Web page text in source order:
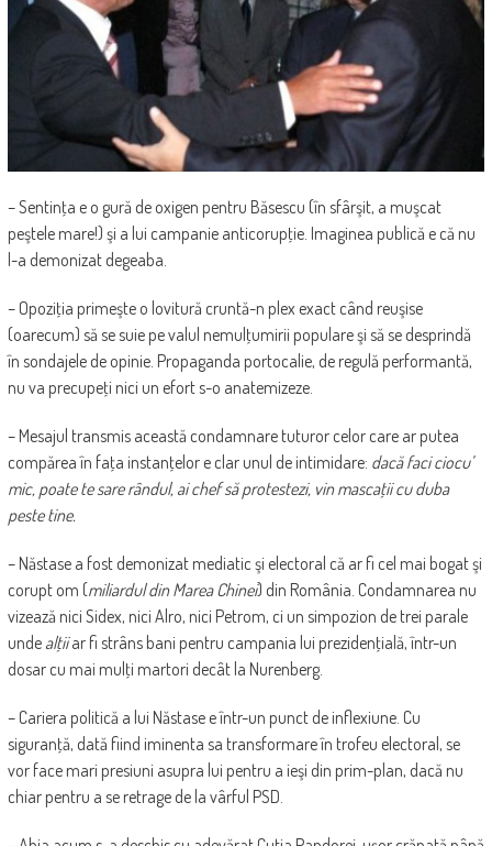
– Sentinţa e o gură de oxigen pentru Băsescu (în sfârşit, a muşcat
peştele mare!) şi a lui campanie anticorupţie. Imaginea publică e că nu
l-a demonizat degeaba.
– Opoziţia primeşte o lovitură cruntă-n plex exact când reuşise
(oarecum) să se suie pe valul nemulţumirii populare şi să se desprindă
în sondajele de opinie. Propaganda portocalie, de regulă performantă,
nu va precupeţi nici un efort s-o anatemizeze.
– Mesajul transmis această condamnare tuturor celor care ar putea
compărea în faţa instanţelor e clar unul de intimidare: dacă faci ciocu’
mic, poate te sare rândul, ai chef să protestezi, vin mascaţii cu duba
peste tine.
– Năstase a fost demonizat mediatic şi electoral că ar fi cel mai bogat şi
corupt om (miliardul din Marea Chinei) din România. Condamnarea nu
vizează nici Sidex, nici Alro, nici Petrom, ci un simpozion de trei parale
unde alţiiar fi strâns bani pentru campania lui prezidenţială, într-un
dosar cu mai mulţi martori decât la Nurenberg.
– Cariera politică a lui Năstase e într-un punct de inflexiune. Cu
siguranţă, dată fiind iminenta sa transformare în trofeu electoral, se
vor face mari presiuni asupra lui pentru a ieşi din prim-plan, dacă nu
chiar pentru a se retrage de la vârful PSD.